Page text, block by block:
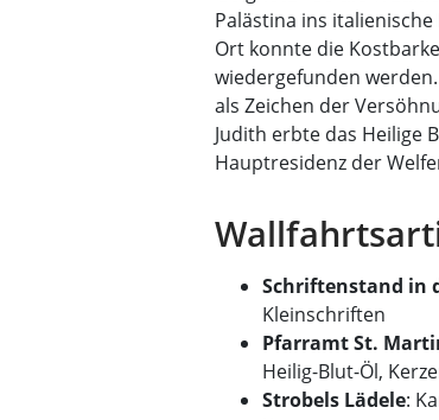
Palästina ins
Ort konnte die
wiedergefunden
als Zeichen der
Judith erbte das Heilige
Hauptresidenz der
Schriftenstand in
Kleinschriften
Pfarramt St.
Heilig-Blut-Öl,
Strobels Lädele: